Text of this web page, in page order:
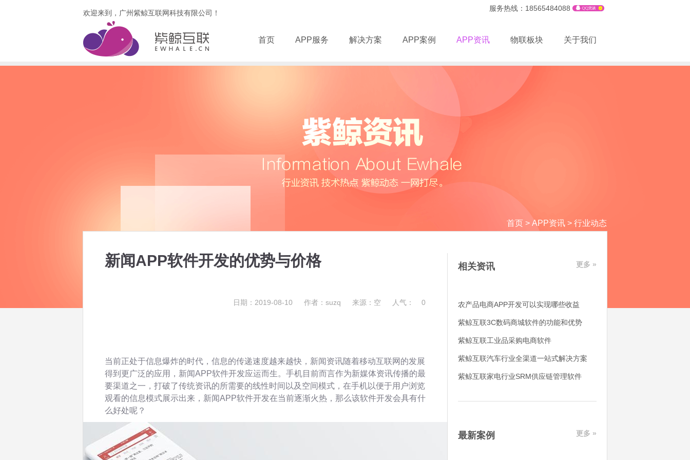
欢迎来到，广州紫鲸互联网科技有限公司！
服务热线：18565484088
首页 APP服务 解决方案 APP案例 APP资讯 物联板块 关于我们
首页 > APP资讯 > 行业动态
新闻APP软件开发的优势与价格
日期：2019-08-10 作者：suzq 来源：空 人气： 0
当前正处于信息爆炸的时代，信息的传递速度越来越快，新闻资讯随着移动互联网的发展
得到更广泛的应用，新闻APP软件开发应运而生。手机目前而言作为新媒体资讯传播的最
要渠道之一，打破了传统资讯的所需要的线性时间以及空间模式，在手机以便于用户浏览
观看的信息模式展示出来，新闻APP软件开发在当前逐渐火热，那么该软件开发会具有什
么好处呢？
相关资讯 更多 »
农产品电商APP开发可以实现哪些收益
紫鲸互联3C数码商城软件的功能和优势
紫鲸互联工业品采购电商软件
紫鲸互联汽车行业全渠道一站式解决方案
紫鲸互联家电行业SRM供应链管理软件
最新案例 更多 »